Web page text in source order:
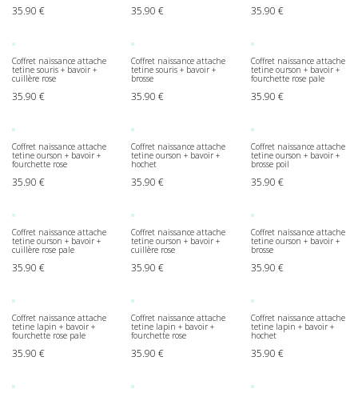
35.90 € 35.90€ 35.90 €
Coffret naissance attache
tetine souris + bavoir +
cuillère rose
35.90 €
Coffret naissance attache
tetine souris + bavoir +
brosse
35.90€
Coffret naissance attache
tetine ourson + bavoir +
fourchette rose pale
35.90 €
Coffret naissance attache
tetine ourson + bavoir +
fourchette rose
35.90 €
Coffret naissance attache
tetine ourson + bavoir +
hochet
35.90€
Coffret naissance attache
tetine ourson + bavoir +
brosse poil
35.90 €
Coffret naissance attache
tetine ourson + bavoir +
cuillère rose pale
35.90 €
Coffret naissance attache
tetine ourson + bavoir +
cuillère rose
35.90€
Coffret naissance attache
tetine ourson + bavoir +
brosse
35.90 €
Coffret naissance attache
tetine lapin + bavoir +
fourchette rose pale
35.90 €
Coffret naissance attache
tetine lapin + bavoir +
fourchette rose
35.90€
Coffret naissance attache
tetine lapin + bavoir +
hochet
35.90 €